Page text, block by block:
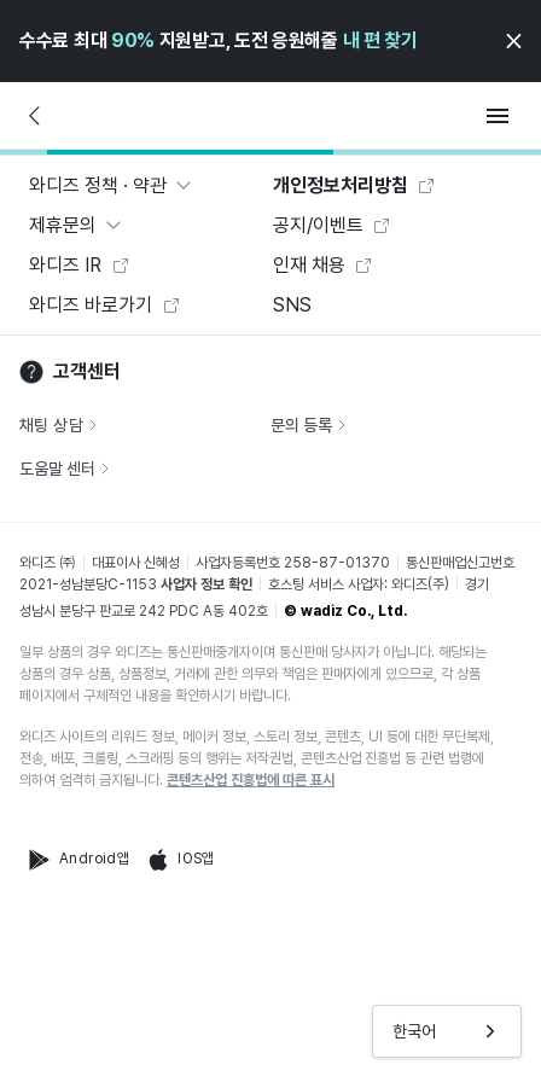
수수료 최대 90% 지원받고, 도전 응원해줄 내 편 찾기
한국어
와디즈 정책 · 약관
개인정보처리방침
제휴문의
공지/이벤트
와디즈 IR
인재 채용
와디즈 바로가기
SNS
고객센터
채팅 상담 문의 등록
도움말 센터
와디즈 ㈜ 대표이사 신혜성 사업자등록번호 258-87-01370
통신판매업신고번호
2021-성남분당C-1153 사업자 정보 확인 호스팅 서비스 사업자: 와디즈(주)
경기
성남시 분당구 판교로 242 PDC A동 402호
© wadiz Co., Ltd.
일부 상품의 경우 와디즈는 통신판매중개자이며 통신판매 당사자가 아닙니다. 해당되는
상품의 경우 상품, 상품정보, 거래에 관한 의무와 책임은 판매자에게 있으므로, 각 상품
페이지에서 구체적인 내용을 확인하시기 바랍니다.
와디즈 사이트의 리워드 정보, 메이커 정보, 스토리 정보, 콘텐츠, UI 등에 대한 무단복제,
전송, 배포, 크롤링, 스크래핑 등의 행위는 저작권법, 콘텐츠산업 진흥법 등 관련 법령에
의하여 엄격히 금지됩니다. 콘텐츠산업 진흥법에 따른 표시
Android앱 IOS앱